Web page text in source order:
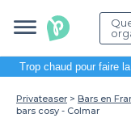
Trop chaud pour faire
Privateaser Bars en
bars cosy - Colmar